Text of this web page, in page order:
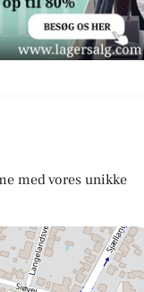
med vores unikke